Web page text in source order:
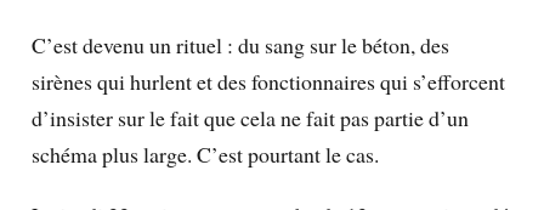
C’est devenu un rituel : du sang sur le béton, des
sirènes qui hurlent et des fonctionnaires qui s’efforcent
d’insister sur le fait que cela ne fait pas partie d’un
schéma plus large. C’est pourtant le cas.